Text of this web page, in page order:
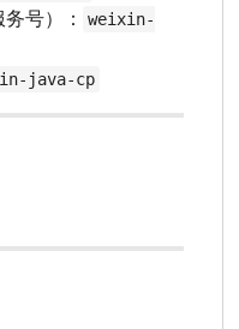
号）：
weixin-
java-cp